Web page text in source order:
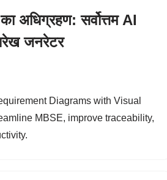
अधिग्रहण: सर्वोत्तम AI
जनरेटर
Diagrams with Visual
MBSE, improve traceability,